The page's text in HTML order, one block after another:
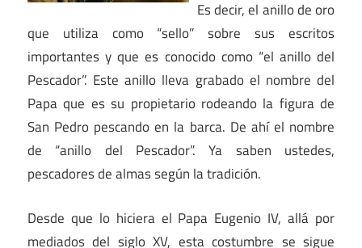
Es decir, el anillo de oro
que utiliza como “sello” sobre sus escritos
importantes y que es conocido como “el anillo del
Pescador”. Este anillo lleva grabado el nombre del
Papa que es su propietario rodeando la figura de
San Pedro pescando en la barca. De ahí el nombre
de “anillo del Pescador”. Ya saben ustedes,
pescadores de almas según la tradición.
Desde que lo hiciera el Papa Eugenio IV, allá por
mediados del siglo XV, esta costumbre se sigue